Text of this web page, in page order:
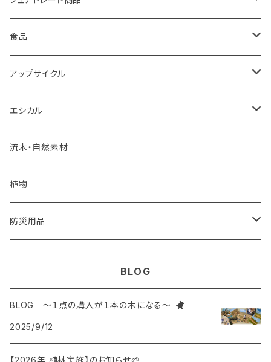
バック
雑貨
食品
食品
モンゴル岩塩
調味料・食品
フェアトレード食品
アップサイクル
エコペーパー
PSペーパー
オリジナルカレンダー
海洋プラスチックごみ
コースター
植木鉢
建築廃材
ウッドボード
天然石
鍋敷き
ポーチ
廃材を使ったオリジナルインテリア
エシカル
炭
くり返し使えるエコアイテム
蜜蝋ラップ
知育ブロック
流木・自然素材
植物
防災用品
BLOG
BLOG ～１点の購入が１本の木になる～
2025/9/12